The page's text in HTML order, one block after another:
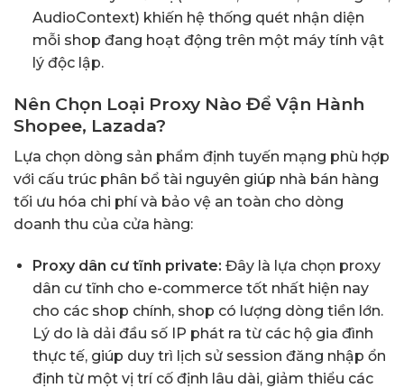
AudioContext) khiến hệ thống quét nhận diện
mỗi shop đang hoạt động trên một máy tính vật
lý độc lập.
Nên Chọn Loại Proxy Nào Để Vận Hành
Shopee, Lazada?
Lựa chọn dòng sản phẩm định tuyến mạng phù hợp
với cấu trúc phân bổ tài nguyên giúp nhà bán hàng
tối ưu hóa chi phí và bảo vệ an toàn cho dòng
doanh thu của cửa hàng:
Proxy dân cư tĩnh private: Đây là lựa chọn proxy
dân cư tĩnh cho e-commercetốt nhất hiện nay
cho các shop chính, shop có lượng dòng tiền lớn.
Lý do là dải đầu số IP phát ra từ các hộ gia đình
thực tế, giúp duy trì lịch sử session đăng nhập ổn
định từ một vị trí cố định lâu dài, giảm thiểu các